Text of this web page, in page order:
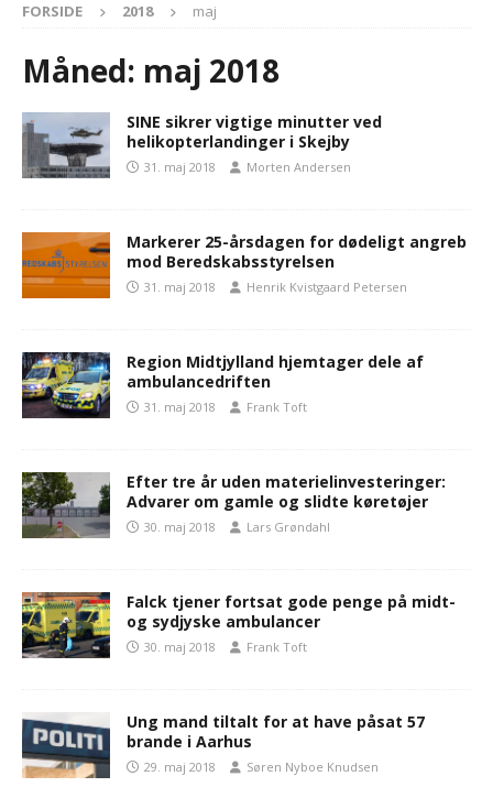
FORSIDE 2018 maj
Måned: maj 2018
SINE sikrer vigtige minutter ved
helikopterlandinger i Skejby
31. maj 2018 Morten Andersen
Markerer 25-årsdagen for dødeligt angreb
mod Beredskabsstyrelsen
31. maj 2018 Henrik Kvistgaard Petersen
Region Midtjylland hjemtager dele af
ambulancedriften
31. maj 2018 Frank Toft
Efter tre år uden materielinvesteringer:
Advarer om gamle og slidte køretøjer
30. maj 2018 Lars Grøndahl
Falck tjener fortsat gode penge på midt-
og sydjyske ambulancer
30. maj 2018 Frank Toft
Ung mand tiltalt for at have påsat 57
brande i Aarhus
29. maj 2018 Søren Nyboe Knudsen